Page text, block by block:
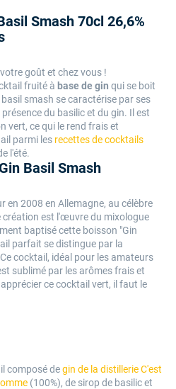
Smash 70cl 26,6%
goût et chez vous !
fruité à base de gin qui se boit
basil smash se caractérise par ses
du basilic et du gin. Il est
vert, ce qui le rend frais et
parmi les recettes de cocktails
l'été.
Basil Smash
en 2008 en Allemagne, au célèbre
création est l'œuvre du mixologue
baptisé cette boisson "Gin
parfait se distingue par la
cocktail, idéal pour les amateurs
sublimé par les arômes frais et
ce cocktail vert, il faut le
composé degin de la distillerie C'est
(100%), de sirop de basilic et